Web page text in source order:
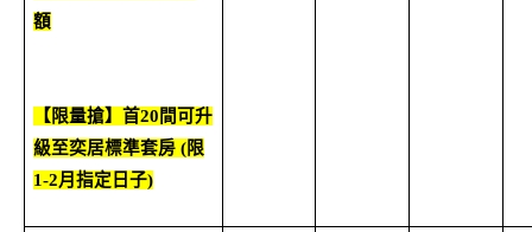
額
【限量搶】首20 間可升
級至奕居標準套房 (限
1-2月指定日子)